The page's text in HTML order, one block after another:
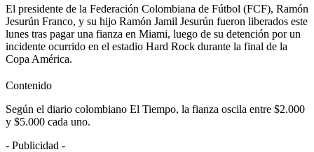
El presidente de la Federación Colombiana de Fútbol (FCF), Ramón
Jesurún Franco, y su hijo Ramón Jamil Jesurún fueron liberados este
lunes tras pagar una fianza en Miami, luego de su detención por un
incidente ocurrido en el estadio Hard Rock durante la final de la
Copa América.
Contenido
Según el diario colombiano El Tiempo, la fianza oscila entre $2.000
y $5.000 cada uno.
- Publicidad -